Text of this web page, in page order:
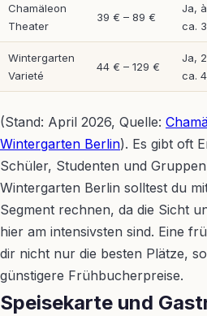
Chamäleon
Theater
39 € – 89 €
Ja,
ca.
Wintergarten
Varieté
44 € – 129 €
Ja,
ca.
(Stand: April 2026, Quelle:
Wintergarten Berlin). Es gibt oft
Schüler, Studenten und
Wintergarten Berlin solltest du
Segment rechnen, da die Sicht
hier am intensivsten sind. Eine
dir nicht nur die besten Plätze,
günstigere Frühbucherpreise.
Speisekarte und